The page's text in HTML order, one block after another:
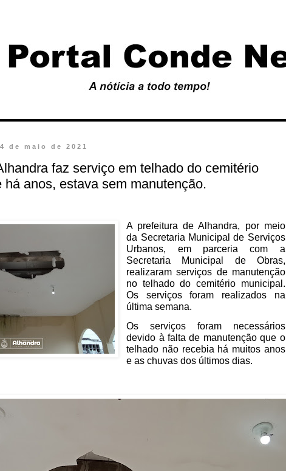
de maio de 2021
faz serviço em telhado do cemitério
há anos, estava sem manutenção.
A prefeitura de Alhandra, por meio
da Secretaria Municipal de Serviços
Urbanos, em parceria com a
Secretaria Municipal de Obras,
realizaram serviços de manutenção
no telhado do cemitério municipal.
Os serviços foram realizados na
última semana.
Os serviços foram necessários
devido à falta de manutenção que o
telhado não recebia há muitos anos
e as chuvas dos últimos dias.